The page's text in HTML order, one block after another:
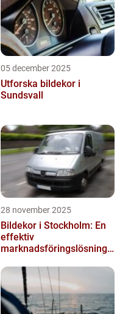
05 december 2025
Utforska bildekor i
Sundsvall
28 november 2025
Bildekor i Stockholm: En
effektiv
marknadsföringslösning